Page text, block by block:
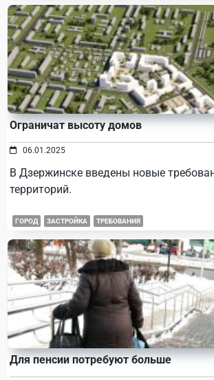
Ограничат высоту домов
06.01.2025
В Дзержинске введены новые
территорий.
ГОРОД ЗАСТРОЙКА ТРЕБОВАНИЯ
Для пенсии потребуют больше